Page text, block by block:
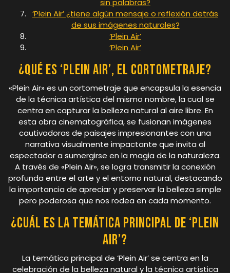
sin palabras?
‘Plein Air’ ¿tiene algún mensaje o reflexión detrás
de sus imágenes naturales?
‘Plein Air’
‘Plein Air’
¿Qué es ‘Plein Air’, el cortometraje?
«Plein Air» es un cortometraje que encapsula la esencia
de la técnica artística del mismo nombre, la cual se
centra en capturar la belleza natural al aire libre. En
esta obra cinematográfica, se fusionan imágenes
cautivadoras de paisajes impresionantes con una
narrativa visualmente impactante que invita al
espectador a sumergirse en la magia de la naturaleza.
A través de «Plein Air», se logra transmitir la conexión
profunda entre el arte y el entorno natural, destacando
la importancia de apreciar y preservar la belleza simple
pero poderosa que nos rodea en cada momento.
¿Cuál es la temática principal de ‘Plein
Air’?
La temática principal de ‘Plein Air’ se centra en la
celebración de la belleza natural y la técnica artística